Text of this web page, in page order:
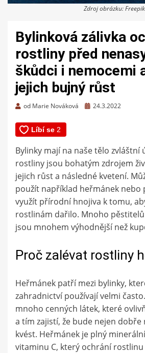
Zdroj obrázku: Freepik
Bylinková zálivka
rostliny před
škůdci i nemocemi
jejich bujný růst
od Marie Nováková
Zveřejněno
24.3.2022
Bylinky mají na naše tělo zvláštní
rostliny jsou bohatým zdrojem
jejich růst a následné kvetení.
použít například heřmánek nebo
využít přírodní hnojiva k tomu,
rostlinám dařilo. Mnoho
jsou mnohem výhodnější než
Proč zalévat rostliny
Heřmánek patří mezi bylinky,
zahradnictví používají velmi
mnoho cenných látek, které
a tím zajistí, že bude nejen dobře
kvést. Heřmánek je plný
vitaminu C, který ochrání